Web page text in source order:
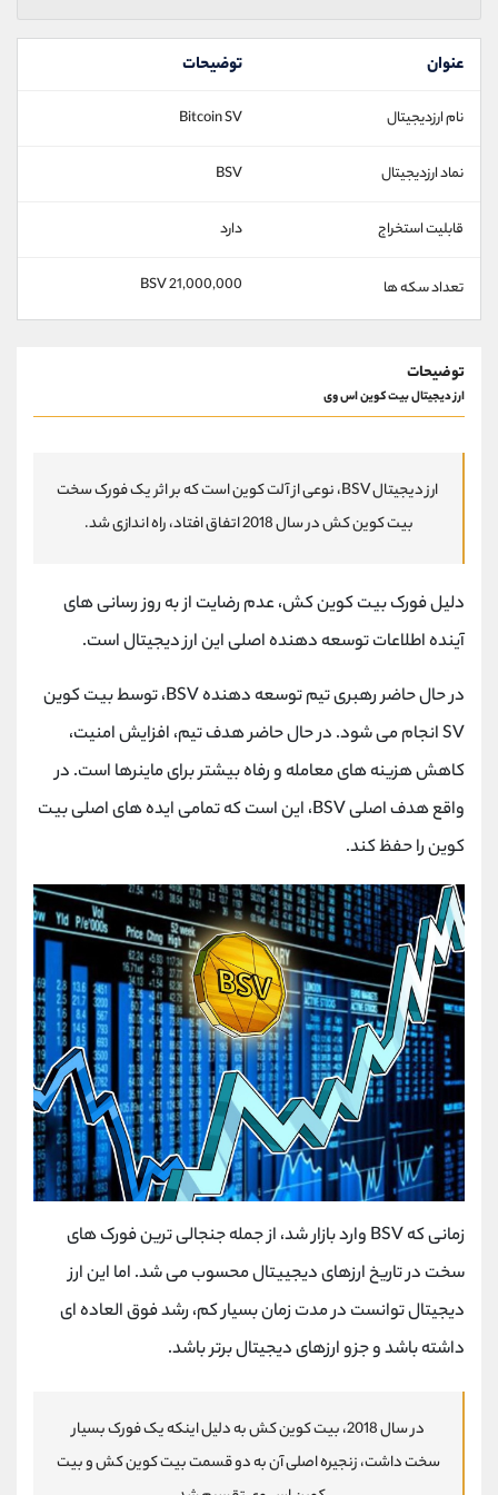
عنوان توضیحات
نام ارزدیجیتال Bitcoin SV
نماد ارزدیجیتال BSV
قابلیت استخراج دارد
تعداد سکه ها 21,000,000 BSV
توضیحات
ارز دیجیتال بیت کوین اس وی
ارز دیجیتال BSV، نوعی از آلت کوین است که بر اثر یک فورک سخت
بیت کوین کش در سال 2018 اتفاق افتاد، راه اندازی شد.
دلیل فورک بیت کوین کش، عدم رضایت از به روز رسانی های
آینده اطلاعات توسعه دهنده اصلی این ارز دیجیتال است.
در حال حاضر رهبری تیم توسعه دهنده BSV، توسط بیت کوین
SV انجام می شود. در حال حاضر هدف تیم، افزایش امنیت،
کاهش هزینه های معامله و رفاه بیشتر برای ماینرها است. در
واقع هدف اصلی BSV، این است که تمامی ایده های اصلی بیت
کوین را حفظ کند.
زمانی که BSV وارد بازار شد، از جمله جنجالی ترین فورک های
سخت در تاریخ ارزهای دیجییتال محسوب می شد. اما این ارز
دیجیتال توانست در مدت زمان بسیار کم، رشد فوق العاده ای
داشته باشد و جزو ارزهای دیجیتال برتر باشد.
در سال 2018، بیت کوین کش به دلیل اینکه یک فورک بسیار
سخت داشت، زنجیره اصلی آن به دو قسمت بیت کوین کش و بیت